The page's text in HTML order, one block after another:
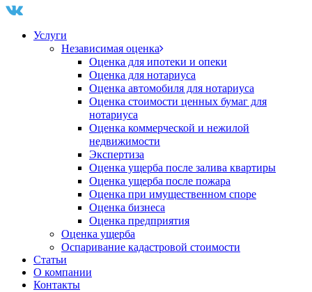
Услуги
Независимая оценка
Оценка для ипотеки и опеки
Оценка для нотариуса
Оценка автомобиля для нотариуса
Оценка стоимости ценных бумаг для
нотариуса
Оценка коммерческой и нежилой
недвижимости
Экспертиза
Оценка ущерба после залива квартиры
Оценка ущерба после пожара
Оценка при имущественном споре
Оценка бизнеса
Оценка предприятия
Оценка ущерба
Оспаривание кадастровой стоимости
Статьи
О компании
Контакты